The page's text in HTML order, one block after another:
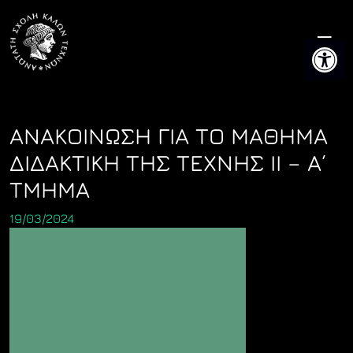
content
ΑΝΑΚΟΙΝΩΣΗ ΓΙΑ ΤΟ ΜΑΘΗΜΑ
ΔΙΔΑΚΤΙΚΗ ΤΗΣ ΤΕΧΝΗΣ II – Α΄
ΤΜΗΜΑ
19/03/2024